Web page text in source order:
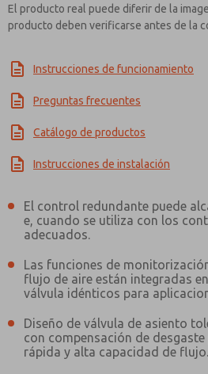
El producto real puede diferir de la
producto deben verificarse antes de la
Instrucciones de funcionamiento
Preguntas frecuentes
Catálogo de productos
Instrucciones de instalación
El control redundante puede
e, cuando se utiliza con los
adecuados.
Las funciones de
flujo de aire están integradas
válvula idénticos para
Diseño de válvula de asiento
con compensación de
rápida y alta capacidad de flujo.